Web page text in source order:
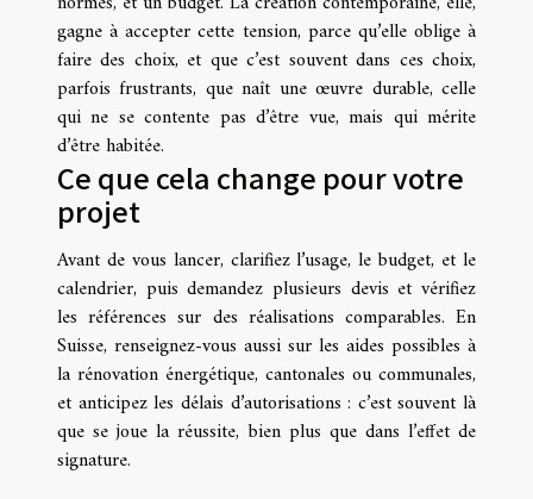
gagne à accepter cette tension, parce qu’elle oblige à
faire des choix, et que c’est souvent dans ces choix,
parfois frustrants, que naît une œuvre durable, celle
qui ne se contente pas d’être vue, mais qui mérite
d’être habitée.
Ce que cela change pour votre
projet
Avant de vous lancer, clarifiez l’usage, le budget, et le
calendrier, puis demandez plusieurs devis et vérifiez
les références sur des réalisations comparables. En
Suisse, renseignez-vous aussi sur les aides possibles à
la rénovation énergétique, cantonales ou communales,
et anticipez les délais d’autorisations : c’est souvent là
que se joue la réussite, bien plus que dans l’effet de
signature.